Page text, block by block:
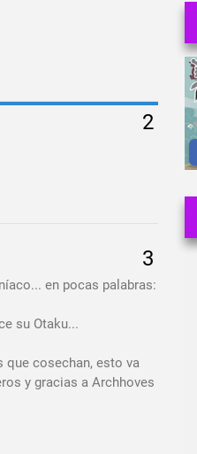
en pocas palabras:
su Otaku...
que cosechan, esto va
y gracias a Archhoves